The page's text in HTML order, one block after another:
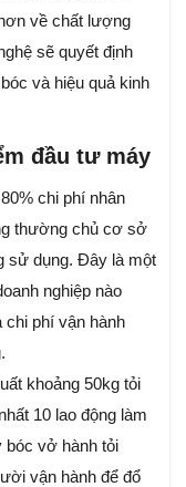
về chất lượng
sẽ quyết định
và hiệu quả kinh
đầu tư máy
chi phí nhân
thường chủ cơ sở
sử dụng. Đây là một
nghiệp nào
chi phí vận hành
khoảng 50kg tỏi
10 lao động làm
bóc vở hành tỏi
vận hành để đổ